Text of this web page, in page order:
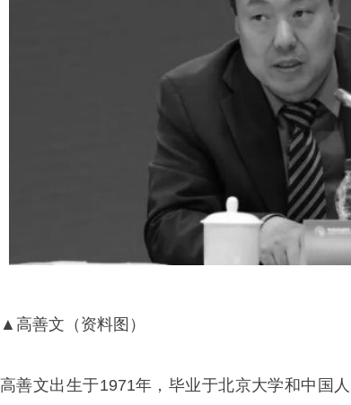
▲高善文（资料图）
高善文出生于1971年，毕业于北京大学和中国